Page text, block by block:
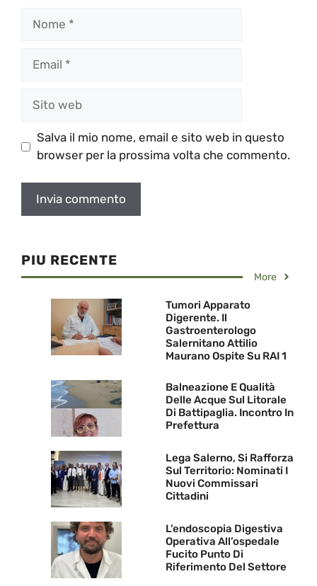
Salva il mio nome, email e sito web in questo
browser per la prossima volta che commento.
PIU RECENTE
More
Tumori Apparato
Digerente. Il
Gastroenterologo
Salernitano Attilio
Maurano Ospite Su RAI 1
Balneazione E Qualità
Delle Acque Sul Litorale
Di Battipaglia. Incontro In
Prefettura
Lega Salerno, Si Rafforza
Sul Territorio: Nominati I
Nuovi Commissari
Cittadini
L’endoscopia Digestiva
Operativa All’ospedale
Fucito Punto Di
Riferimento Del Settore